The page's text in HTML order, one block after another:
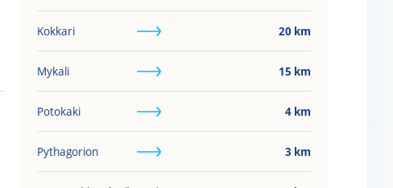
Kokkari 20 km
Mykali 15 km
Potokaki 4 km
Pythagorion 3 km